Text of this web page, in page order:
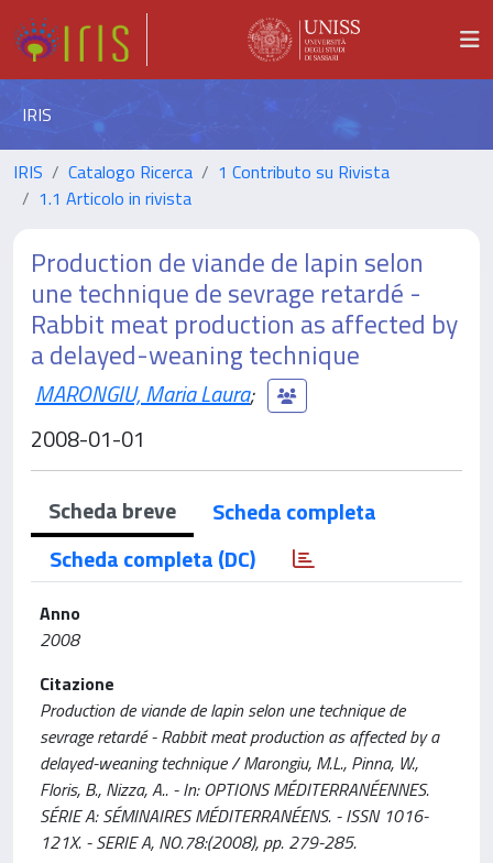
IRIS
IRIS Catalogo Ricerca
1 Contributo su Rivista
1.1 Articolo in rivista
Production de viande de lapin selon
une technique de sevrage retardé -
Rabbit meat production as affected by
a delayed-weaning technique
MARONGIU, Maria Laura;
2008-01-01
Scheda breve
Scheda completa
Scheda completa (DC)
Anno
2008
Citazione
Production de viande de lapin selon une technique de
sevrage retardé - Rabbit meat production as affected by a
delayed-weaning technique / Marongiu, M.L., Pinna, W.,
Floris, B., Nizza, A.. - In: OPTIONS MÉDITERRANÉENNES.
SÉRIE A: SÉMINAIRES MÉDITERRANÉENS. - ISSN 1016-
121X. - SERIE A, NO.78:(2008), pp. 279-285.